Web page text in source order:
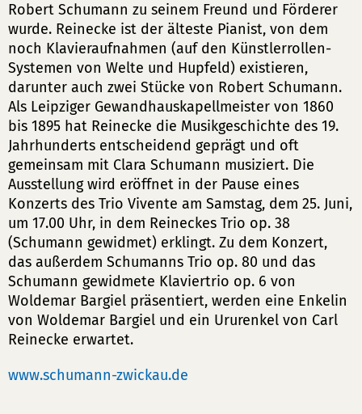
Robert Schumann zu seinem Freund und Förderer
wurde. Reinecke ist der älteste Pianist, von dem
noch Klavieraufnahmen (auf den Künstlerrollen-
Systemen von Welte und Hupfeld) existieren,
darunter auch zwei Stücke von Robert Schumann.
Als Leipziger Gewandhauskapellmeister von 1860
bis 1895 hat Reinecke die Musikgeschichte des 19.
Jahrhunderts entscheidend geprägt und oft
gemeinsam mit Clara Schumann musiziert. Die
Ausstellung wird eröffnet in der Pause eines
Konzerts des Trio Vivente am Samstag, dem 25. Juni,
um 17.00 Uhr, in dem Reineckes Trio op. 38
(Schumann gewidmet) erklingt. Zu dem Konzert,
das außerdem Schumanns Trio op. 80 und das
Schumann gewidmete Klaviertrio op. 6 von
Woldemar Bargiel präsentiert, werden eine Enkelin
von Woldemar Bargiel und ein Ururenkel von Carl
Reinecke erwartet.
www.schumann-zwickau.de